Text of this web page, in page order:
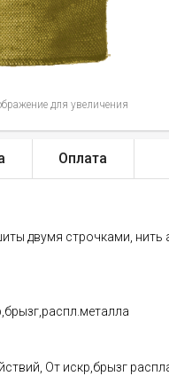
для увеличения
Оплата
двумя строчками, нить
От искр,брызг